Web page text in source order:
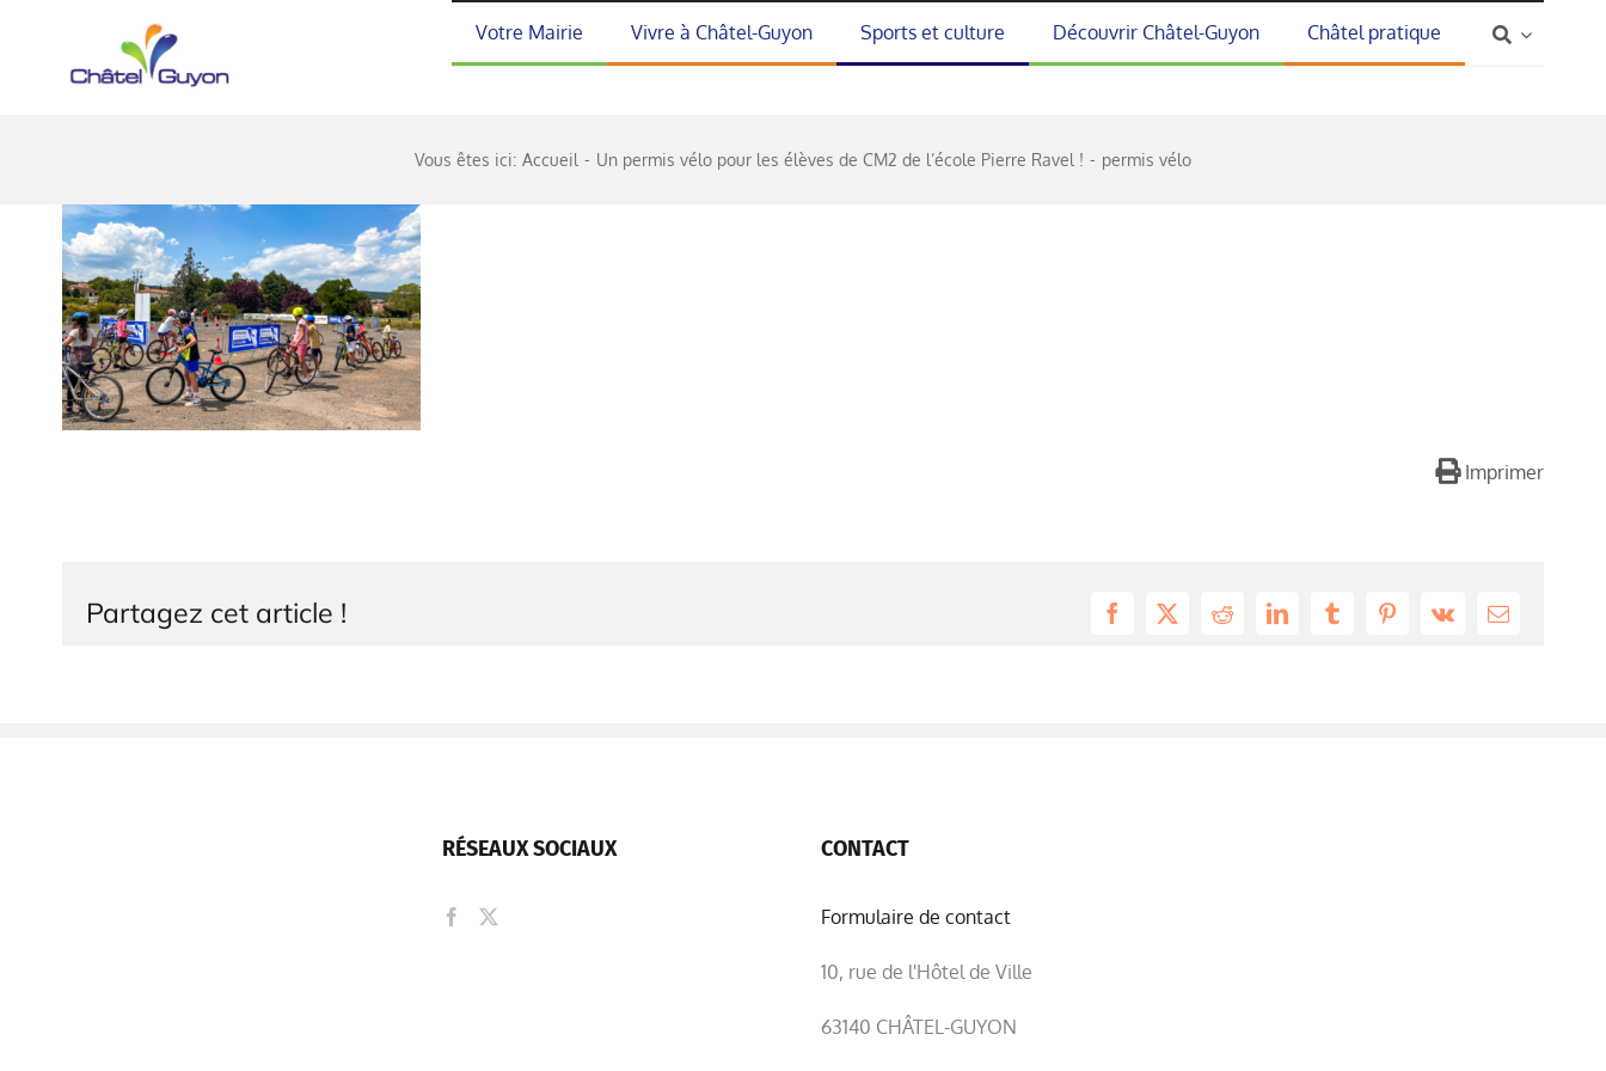
Votre Mairie Vivre à Châtel-Guyon Sports et culture Découvrir Châtel-Guyon Châtel pratique
Vous êtes ici: Accueil Un permis vélo pour les élèves de CM2 de l’école Pierre Ravel ! permis vélo
Imprimer
Partagez cet article ! Facebook
X RedditLinkedInTumblrPinterest
Vk Email
RÉSEAUX SOCIAUX CONTACT
Formulaire de contact
10, rue de l'Hôtel de Ville
63140 CHÂTEL-GUYON